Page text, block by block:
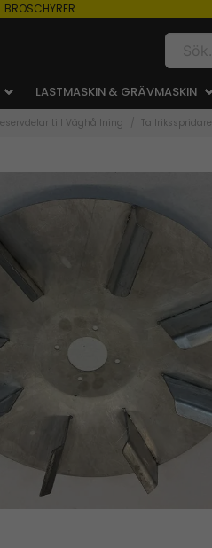
BROSCHYRER
LASTMASKIN & GRÄVMASKIN
till Väghållning Tallriksspridare